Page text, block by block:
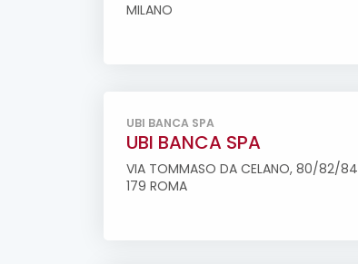
MILANO
UBI BANCA SPA
UBI BANCA SPA
VIA TOMMASO DA CELANO, 80/82/84
179 ROMA